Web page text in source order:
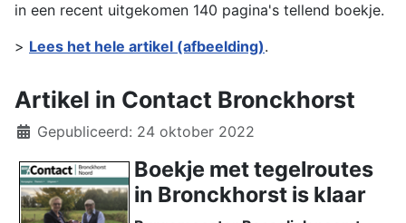
in een recent uitgekomen 140 pagina's tellend boekje.
> Lees het hele artikel (afbeelding).
Artikel in Contact Bronckhorst
DetailsGepubliceerd: 24 oktober 2022
Boekje met tegelroutes
in Bronckhorst is klaar